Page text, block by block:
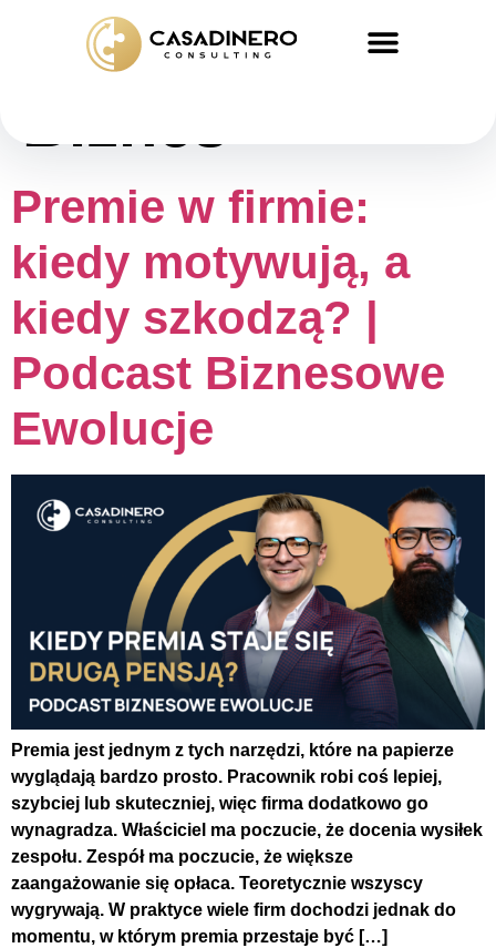
Kategoria:
Biznes
Premie w firmie:
kiedy motywują, a
kiedy szkodzą? |
Podcast Biznesowe
Ewolucje
Premia jest jednym z tych narzędzi, które na papierze
wyglądają bardzo prosto. Pracownik robi coś lepiej,
szybciej lub skuteczniej, więc firma dodatkowo go
wynagradza. Właściciel ma poczucie, że docenia wysiłek
zespołu. Zespół ma poczucie, że większe
zaangażowanie się opłaca. Teoretycznie wszyscy
wygrywają. W praktyce wiele firm dochodzi jednak do
momentu, w którym premia przestaje być […]